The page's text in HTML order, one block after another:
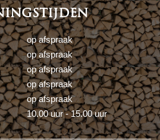
op afspraak
op afspraak
op afspraak
op afspraak
op afspraak
10.00 uur - 15.00 uur